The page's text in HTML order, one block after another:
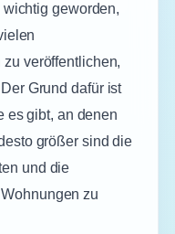
wichtig geworden,
veröffentlichen,
Grund dafür ist
es gibt, an denen
größer sind die
und die
zu